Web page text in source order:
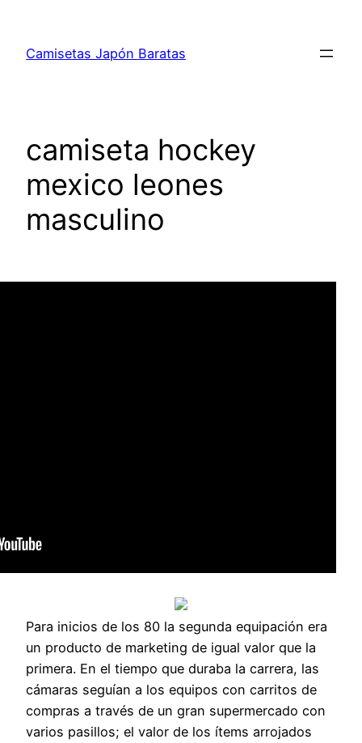
contenido
Camisetas Japón Baratas
camiseta hockey
mexico leones
masculino
Para inicios de los 80 la segunda equipación era
un producto de marketing de igual valor que la
primera. En el tiempo que duraba la carrera, las
cámaras seguían a los equipos con carritos de
compras a través de un gran supermercado con
varios pasillos; el valor de los ítems arrojados